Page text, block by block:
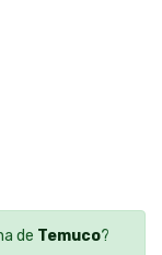
de Temuco?